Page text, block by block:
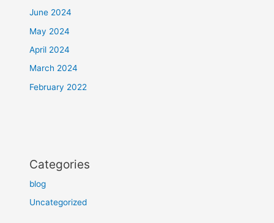
June 2024
May 2024
April 2024
March 2024
February 2022
Categories
blog
Uncategorized